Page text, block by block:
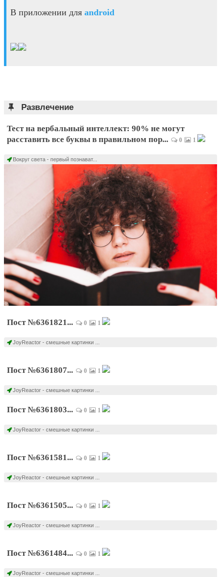
В приложении для android
Развлечение
Тест на вербальный интеллект: 90% не могут
расставить все буквы в правильном пор...
0 1
Вокруг света - первый познават...
Пост №6361821... 0 1
JoyReactor - смешные картинки ...
Пост №6361807... 0 1
JoyReactor - смешные картинки ...
Пост №6361803... 0 1
JoyReactor - смешные картинки ...
Пост №6361581... 0 1
JoyReactor - смешные картинки ...
Пост №6361505... 0 1
JoyReactor - смешные картинки ...
Пост №6361484... 0 1
JoyReactor - смешные картинки ...